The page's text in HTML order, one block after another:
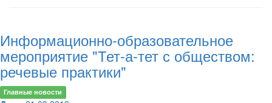
Информационно-образовательное
мероприятие "Тет-а-тет с обществом:
речевые практики"
Главные новости